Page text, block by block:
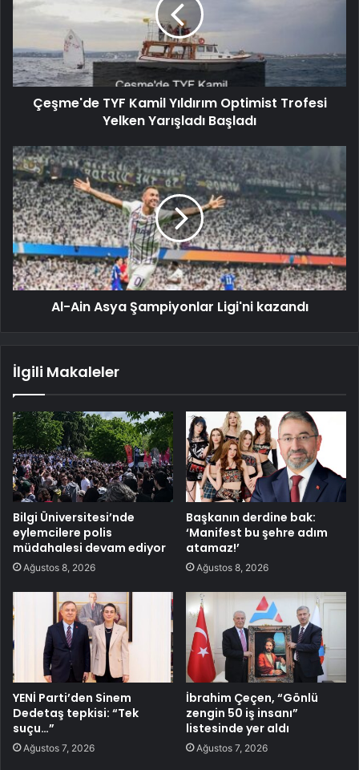
Çeşme'de TYF Kamil Yıldırım Optimist Trofesi
Yelken Yarışladı Başladı
Al-Ain Asya Şampiyonlar Ligi'ni kazandı
İlgili Makaleler
Bilgi Üniversitesi’nde
eylemcilere polis
müdahalesi devam ediyor
Ağustos 8, 2026
Başkanın derdine bak:
‘Manifest bu şehre adım
atamaz!’
Ağustos 8, 2026
YENİ Parti’den Sinem
Dedetaş tepkisi: “Tek
suçu…”
Ağustos 7, 2026
İbrahim Çeçen, “Gönlü
zengin 50 iş insanı”
listesinde yer aldı
Ağustos 7, 2026